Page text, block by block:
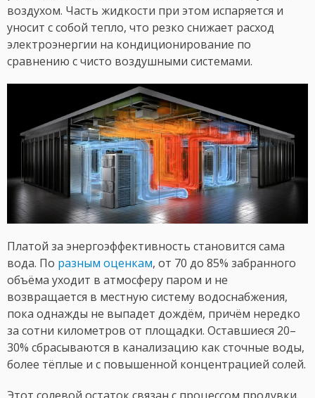
воздухом. Часть жидкости при этом испаряется и
уносит с собой тепло, что резко снижает расход
электроэнергии на кондиционирование по
сравнению с чисто воздушными системами.
Платой за энергоэффективность становится сама
вода. По разным оценкам, от 70 до 85% забранного
объёма уходит в атмосферу паром и не
возвращается в местную систему водоснабжения,
пока однажды не выпадет дождём, причём нередко
за сотни километров от площадки. Оставшиеся 20–
30% сбрасываются в канализацию как сточные воды,
более тёплые и с повышенной концентрацией солей.